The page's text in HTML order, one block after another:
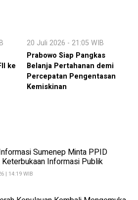
ke
20 Juli 2026 - 21:05 WIB
Prabowo Siap Pangkas
Belanja Pertahanan demi
Percepatan Pengentasan
Kemiskinan
Sumenep Minta PPID
Informasi Publik
| 14:19 WIB